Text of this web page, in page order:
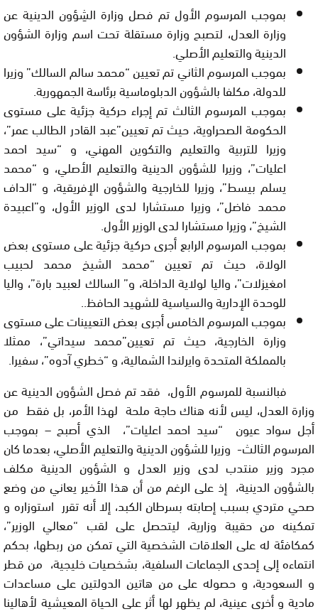
بموجب المرسوم الأول تم فصل وزارة الشِؤون الدينية عن
وزارة العدل، لتصبح وزارة مستقلة تحت اسم وزارة الشؤون
الدينية والتعليم الأصلي.
بموجب المرسوم الثاني تم تعيين “محمد سالم السالك” وزيرا
للدولة، مكلفا بالشؤون الدبلوماسية برئاسة الجمهورية.
بموجب المرسوم الثالث تم إجراء حركية جزئية على مستوى
الحكومة الصحراوية، حيث تم تعيين”عبد القادر الطالب عمر”،
وزيرا للتربية والتعليم والتكوين المهني، و “سيد احمد
اعليات”، وزيرا للشؤون الدينية والتعليم الأصلي، و “محمد
يسلم بيسط”، وزيرا للخارجية والشؤون الإفريقية، و “الداف
محمد فاضل”، وزيرا مستشارا لدى الوزير الأول، و”اعبيدة
الشيخ”، وزيرا مستشارا لدى الوزير الأول.
بموجب المرسوم الرابع أجرى حركية جزئية على مستوى بعض
الولاة، حيث تم تعيين “محمد الشيخ محمد لحبيب
امغيزلات”، واليا لولاية الداخلة، و” السالك لعبيد بارة”، واليا
للوحدة الإدارية والسياسية للشهيد الحافظ.
.
بموجب المرسوم الخامس أجرى بعض التعيينات على مستوى
وزارة الخارجية، حيث تم تعيين”محمد سيداتي”، ممثلا
بالمملكة المتحدة وايرلندا الشمالية، و “خطري آدوه”، سفيرا.
فبالنسبة للمرسوم الأول، فقد تم فصل الشؤون الدينية عن
وزارة العدل، ليس لأنه هناك حاجة ملحة لهذا الأمر، بل فقط من
أجل سواد عيون “سيد احمد اعليات”، الذي أصبح – بموجب
المرسوم الثالث- وزيرا للشؤون الدينية والتعليم الأصلي، بعدما كان
مجرد وزير منتدب لدى وزير العدل و الشؤون الدينية مكلف
بالشؤون الدينية، إذ على الرغم من أن هذا الأخير يعاني من وضع
صحي متردي بسبب إصابته بسرطان الكبد، إلا أنه تقرر استوزاره و
تمكينه من حقيبة وزارية، ليتحصل على لقب “معالي الوزير”،
كمكافئة له على العلاقات الشخصية التي تمكن من ربطها، بحكم
انتماءه إلى إحدى الجماعات السلفية، بشخصيات خليجية، من قطر
و السعودية، و حصوله على من هاتين الدولتين على مساعدات
مادية و أخرى عينية، لم يظهر لها أثر على الحياة المعيشية لأهالينا